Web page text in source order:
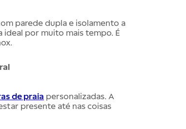
parede dupla e isolamento a
por muito mais tempo. É
de praia personalizadas. A
presente até nas coisas